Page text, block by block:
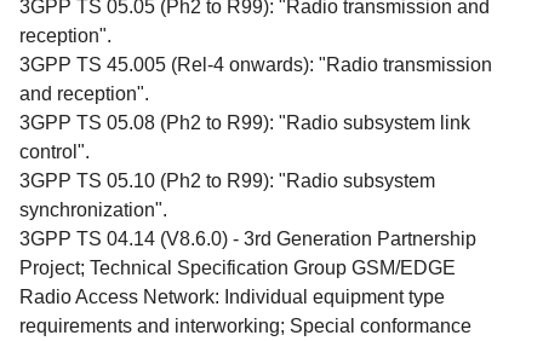
3GPP TS 05.05 (Ph2 to R99): "Radio transmission and
reception".
3GPP TS 45.005 (Rel-4 onwards): "Radio transmission
and reception".
3GPP TS 05.08 (Ph2 to R99): "Radio subsystem link
control".
3GPP TS 05.10 (Ph2 to R99): "Radio subsystem
synchronization".
3GPP TS 04.14 (V8.6.0) - 3rd Generation Partnership
Project; Technical Specification Group GSM/EDGE
Radio Access Network: Individual equipment type
requirements and interworking; Special conformance